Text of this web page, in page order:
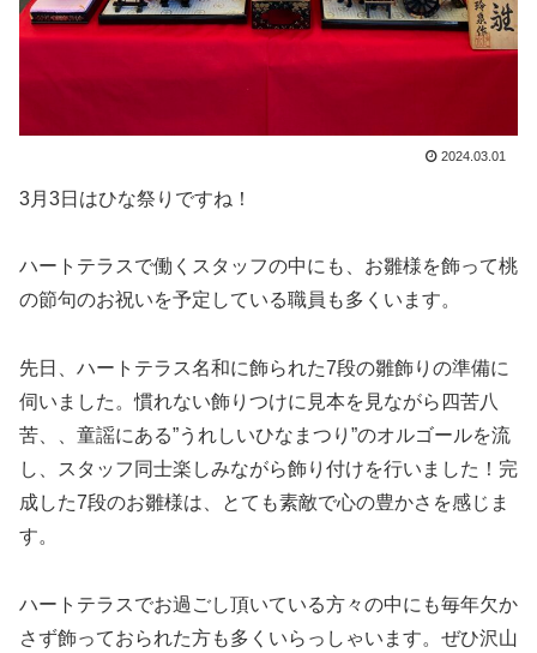
2024.03.01
3月3日はひな祭りですね！
ハートテラスで働くスタッフの中にも、お雛様を飾って桃
の節句のお祝いを予定している職員も多くいます。
先日、ハートテラス名和に飾られた7段の雛飾りの準備に
伺いました。慣れない飾りつけに見本を見ながら四苦八
苦、、童謡にある”うれしいひなまつり”のオルゴールを流
し、スタッフ同士楽しみながら飾り付けを行いました！完
成した7段のお雛様は、とても素敵で心の豊かさを感じま
す。
ハートテラスでお過ごし頂いている方々の中にも毎年欠か
さず飾っておられた方も多くいらっしゃいます。ぜひ沢山